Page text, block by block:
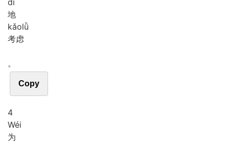
dì
地
kǎolǜ
考虑
。
Copy
4
Wéi
为